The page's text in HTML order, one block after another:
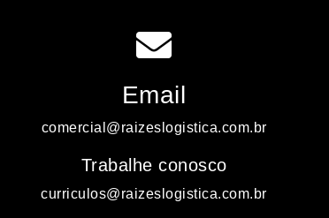
Email
comercial@raizeslogistica.com.br
Trabalhe conosco
curriculos@raizeslogistica.com.br